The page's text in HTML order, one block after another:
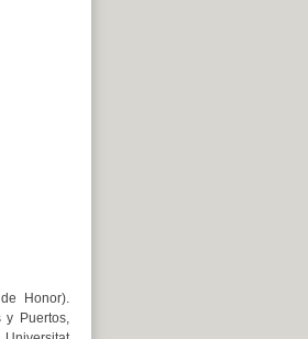
Honor).
y Puertos,